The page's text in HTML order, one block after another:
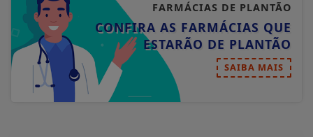
FARMÁCIAS DE PLANTÃO
CONFIRA AS FARMÁCIAS QUE
ESTARÃO DE PLANTÃO
SAIBA MAIS